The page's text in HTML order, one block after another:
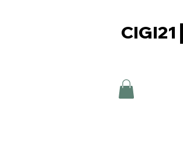
CIGI21